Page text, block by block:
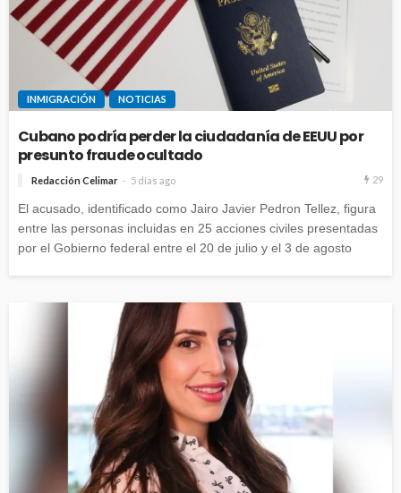
INMIGRACIÓN NOTICIAS
Cubano podría perder la ciudadanía de EEUU por
presunto fraude ocultado
Redacción Celimar 5 días ago 29
El acusado, identificado como Jairo Javier Pedron Tellez, figura
entre las personas incluidas en 25 acciones civiles presentadas
por el Gobierno federal entre el 20 de julio y el 3 de agosto